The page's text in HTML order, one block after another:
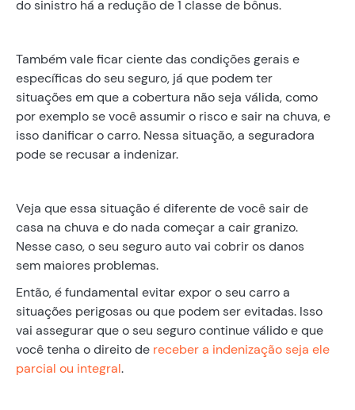
do sinistro há a redução de 1 classe de bônus.
Também vale ficar ciente das condições gerais e
específicas do seu seguro, já que podem ter
situações em que a cobertura não seja válida, como
por exemplo se você assumir o risco e sair na chuva, e
isso danificar o carro. Nessa situação, a seguradora
pode se recusar a indenizar.
Veja que essa situação é diferente de você sair de
casa na chuva e do nada começar a cair granizo.
Nesse caso, o seu seguro auto vai cobrir os danos
sem maiores problemas.
Então, é fundamental evitar expor o seu carro a
situações perigosas ou que podem ser evitadas. Isso
vai assegurar que o seu seguro continue válido e que
você tenha o direito de receber a indenização seja ele
parcial ou integral.